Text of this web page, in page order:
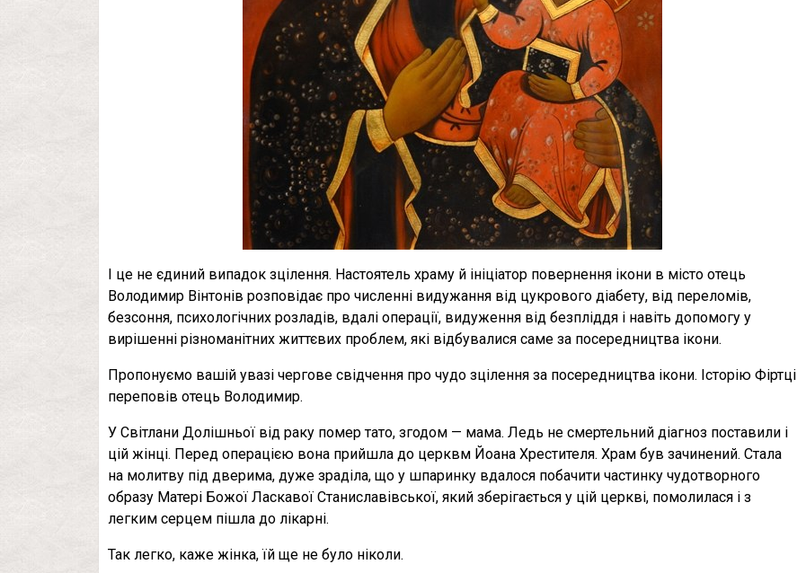
І це не єдиний випадок зцілення. Настоятель храму й ініціатор повернення ікони в місто отець
Володимир Вінтонів розповідає про численні видужання від цукрового діабету, від переломів,
безсоння, психологічних розладів, вдалі операції, видуження від безпліддя і навіть допомогу у
вирішенні різноманітних життєвих проблем, які відбувалися саме за посередництва ікони.
Пропонуємо вашій увазі чергове свідчення про чудо зцілення за посередництва ікони. Історію Фіртці
переповів отець Володимир.
У Світлани Долішньої від раку помер тато, згодом — мама. Ледь не смертельний діагноз поставили і
цій жінці. Перед операцією вона прийшла до церквм Йоана Хрестителя. Храм був зачинений. Cтала
на молитву під дверима, дуже зраділа, що у шпаринку вдалося побачити частинку чудотворного
образу Матері Божої Ласкавої Станиславівської, який зберігається у цій церкві, помолилася і з
легким серцем пішла до лікарні.
Так легко, каже жінка, їй ще не було ніколи.